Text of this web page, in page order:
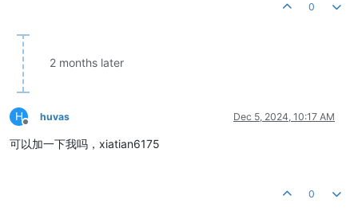
0
2 months later
H
Offline
huvas Dec 5, 2024, 10:17 AM
可以加一下我吗，xiatian6175
0